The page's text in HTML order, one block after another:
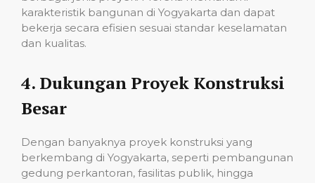
karakteristik bangunan di Yogyakarta dan dapat
bekerja secara efisien sesuai standar keselamatan
dan kualitas.
4. Dukungan Proyek Konstruksi
Besar
Dengan banyaknya proyek konstruksi yang
berkembang di Yogyakarta, seperti pembangunan
gedung perkantoran, fasilitas publik, hingga